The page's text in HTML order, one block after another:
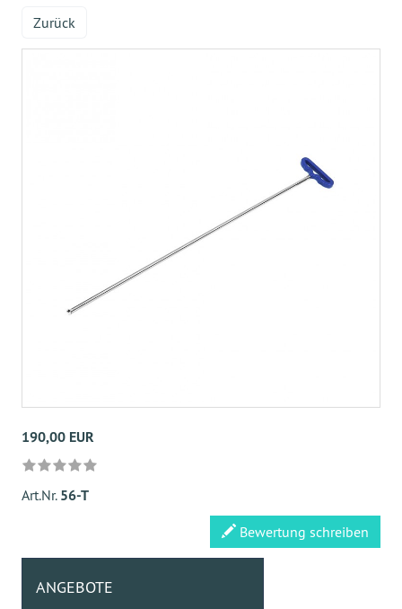
Zurück
190,00 EUR
Art.Nr. 56-T
Bewertung schreiben
ANGEBOTE